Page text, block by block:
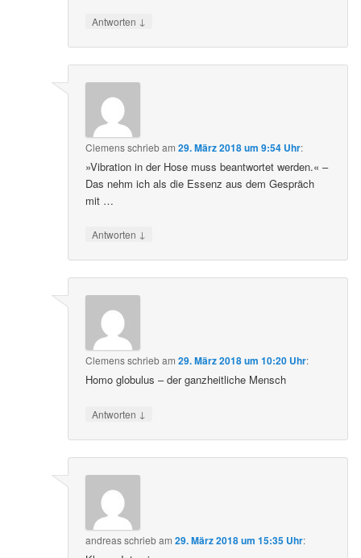
Antworten ↓
Clemensschriebam29. März 2018 um 9:54 Uhr:
»Vibration in der Hose muss beantwortet werden.« –
Das nehm ich als die Essenz aus dem Gespräch
mit …
Antworten ↓
Clemensschriebam29. März 2018 um 10:20 Uhr:
Homo globulus – der ganzheitliche Mensch
Antworten ↓
andreasschriebam29. März 2018 um 15:35 Uhr: